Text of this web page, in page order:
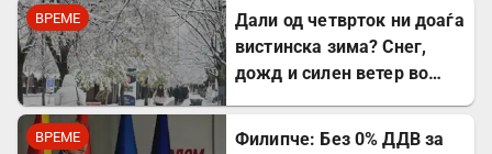
ВРЕМЕ
Дали од четврток ни доаѓа
вистинска зима? Снег,
дожд и силен ветер во
ВРЕМЕ
Филипче: Без 0% ДДВ за